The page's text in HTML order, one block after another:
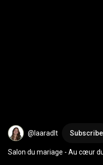
@laaradlt Subscribe
Salon du mariage - Au cœur